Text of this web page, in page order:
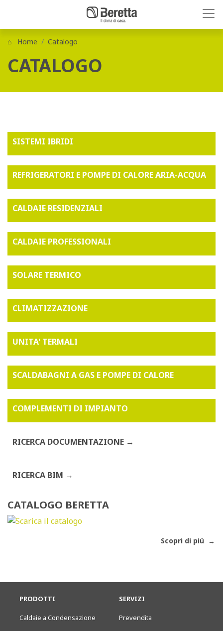
Home Catalogo
CATALOGO
SISTEMI IBRIDI
REFRIGERATORI E POMPE DI CALORE ARIA-ACQUA
CALDAIE RESIDENZIALI
CALDAIE PROFESSIONALI
SOLARE TERMICO
CLIMATIZZAZIONE
UNITA' TERMALI
SCALDABAGNI A GAS E POMPE DI CALORE
COMPLEMENTI DI IMPIANTO
RICERCA DOCUMENTAZIONE
RICERCA BIM
CATALOGO BERETTA
Scopri di più
PRODOTTI
Caldaie a Condensazione
SERVIZI
Prevendita